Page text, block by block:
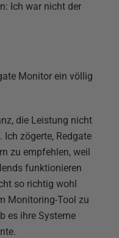
Ich war nicht der
Monitor ein völlig
die Leistung nicht
zögerte, Redgate
zu empfehlen, weil
funktionieren
so richtig wohl
Monitoring-Tool zu
es ihre Systeme